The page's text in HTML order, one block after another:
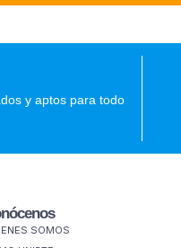
y aptos para todo
SOMOS